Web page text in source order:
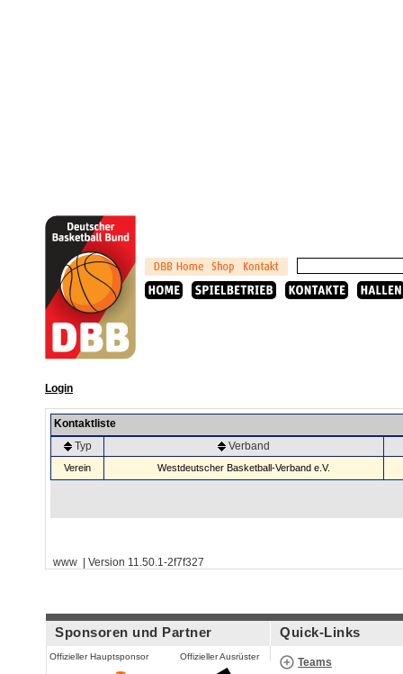
Login
Kontaktliste
Typ
Verband
Verein Westdeutscher Basketball-Verband e.V.
www | Version 11.50.1-2f7f327
Sponsoren und Partner
Offizieller Hauptsponsor Offizieller Ausrüster
Quick-Links
Teams